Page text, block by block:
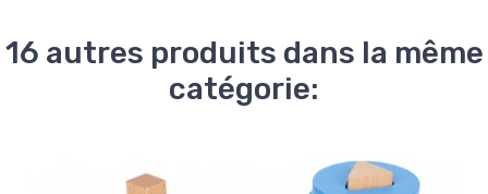
16 autres produits dans la même
catégorie: